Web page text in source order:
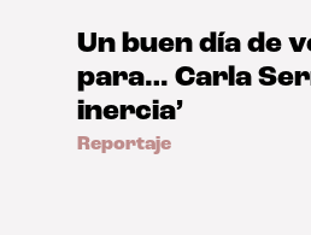
Un buen día de
para… Carla
inercia’
Reportaje